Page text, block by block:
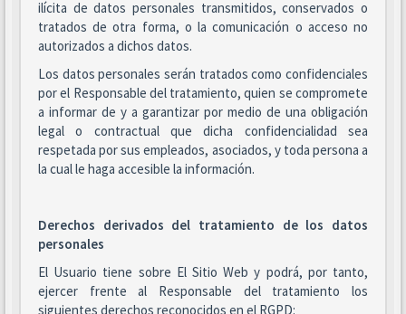
ilícita de datos personales transmitidos, conservados o
tratados de otra forma, o la comunicación o acceso no
autorizados a dichos datos.
Los datos personales serán tratados como confidenciales
por el Responsable del tratamiento, quien se compromete
a informar de y a garantizar por medio de una obligación
legal o contractual que dicha confidencialidad sea
respetada por sus empleados, asociados, y toda persona a
la cual le haga accesible la información.
Derechos derivados del tratamiento de los datos
personales
El Usuario tiene sobre El Sitio Web y podrá, por tanto,
ejercer frente al Responsable del tratamiento los
siguientes derechos reconocidos en el RGPD: